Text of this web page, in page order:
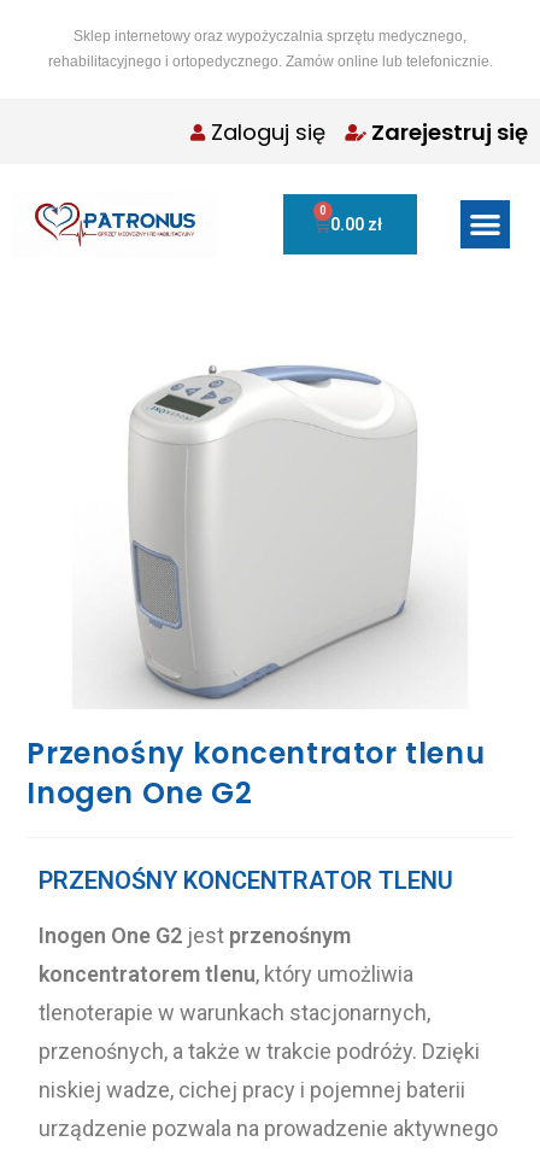
Sklep internetowy oraz wypożyczalnia sprzętu medycznego,
rehabilitacyjnego i ortopedycznego. Zamów online lub telefonicznie.
Zaloguj się Zarejestruj się
0.00 zł
0
Przenośny koncentrator tlenu
Inogen One G2
PRZENOŚNY KONCENTRATOR TLENU
Inogen One G2 jest przenośnym
koncentratorem tlenu, który umożliwia
tlenoterapie w warunkach stacjonarnych,
przenośnych, a także w trakcie podróży. Dzięki
niskiej wadze, cichej pracy i pojemnej baterii
urządzenie pozwala na prowadzenie aktywnego